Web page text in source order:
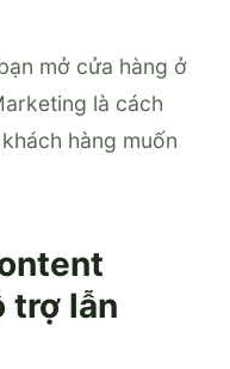
mở cửa hàng ở
là cách
hàng muốn
trợ lẫn